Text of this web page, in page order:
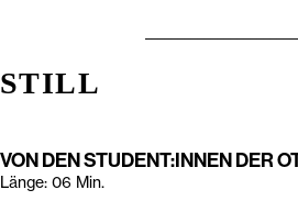
STILL
VON DEN STUDENT:INNEN DER
Länge: 06 Min.